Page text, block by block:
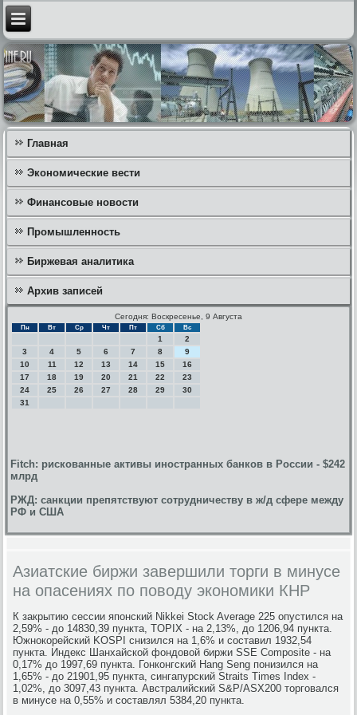
Главная
Экономические вести
Финансовые новости
Промышленность
Биржевая аналитика
Архив записей
Сегодня: Воскресенье, 9 Августа
Пн Вт Ср Чт Пт Сб Вс
1
2
3
4 5 6 7 8
9
10
11 12 13 14 15
16
17
18 19 20 21 22
23
24
25 26 27 28 29
30
31
Fitch: рискованные активы иностранных банков в России - $242
млрд
РЖД: санкции препятствуют сотрудничеству в ж/д сфере между
РФ и США
Азиатские биржи завершили торги в минусе
на опасениях по поводу экономики КНР
К закрытию сессии японский Nikkei Stock Average 225 опустился на
2,59% - до 14830,39 пункта, TOPIX - на 2,13%, до 1206,94 пункта.
Южнокорейский KOSPI снизился на 1,6% и составил 1932,54
пункта. Индекс Шанхайской фондовой биржи SSE Composite - на
0,17% до 1997,69 пункта. Гонконгский Hang Seng понизился на
1,65% - до 21901,95 пункта, сингапурский Straits Times Index -
1,02%, до 3097,43 пункта. Австралийский S&P/ASX200 торговался
в минусе на 0,55% и составлял 5384,20 пункта.